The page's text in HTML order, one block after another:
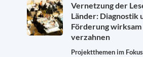
Vernetzung der
Länder: Diagnostik
Förderung wirksam
verzahnen
Projektthemen im Fokus